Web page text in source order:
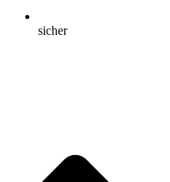
sicher